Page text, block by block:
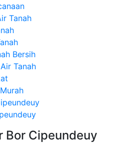
Tanah
Bersih
Tanah
Bor Cipeundeuy